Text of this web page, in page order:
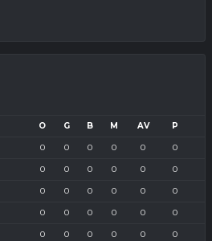
O G B M AV P
0 0 0 0 0 0
0 0 0 0 0 0
0 0 0 0 0 0
0 0 0 0 0 0
0 0 0 0 0 0